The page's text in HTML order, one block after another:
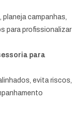
planeja campanhas,
para profissionalizar
para
evita riscos,